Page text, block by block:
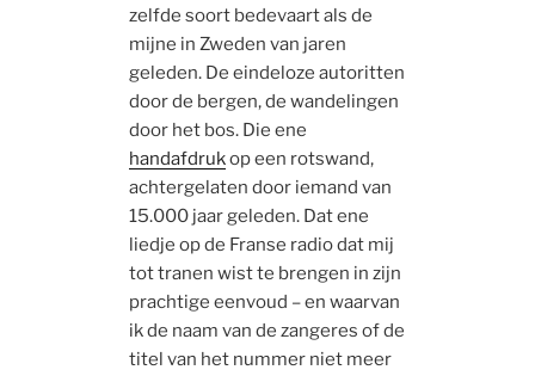
zelfde soort bedevaart als de
mijne in Zweden van jaren
geleden. De eindeloze autoritten
door de bergen, de wandelingen
door het bos. Die ene
handafdrukop een rotswand,
achtergelaten door iemand van
15.000 jaar geleden. Dat ene
liedje op de Franse radio dat mij
tot tranen wist te brengen in zijn
prachtige eenvoud – en waarvan
ik de naam van de zangeres of de
titel van het nummer niet meer